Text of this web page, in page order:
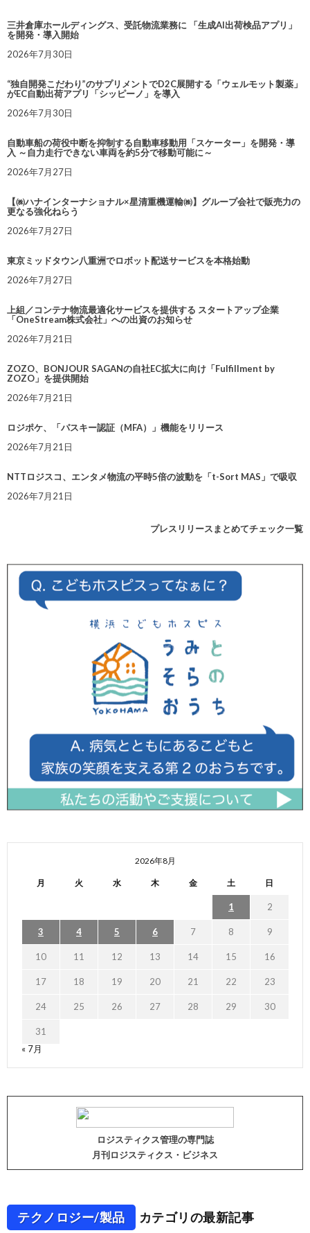
三井倉庫ホールディングス、受託物流業務に 「生成AI出荷検品アプリ」
を開発・導入開始
2026年7月30日
“独自開発こだわり”のサプリメントでD2C展開する「ウェルモット製薬」
がEC自動出荷アプリ「シッピーノ」を導入
2026年7月30日
自動車船の荷役中断を抑制する自動車移動用「スケーター」を開発・導
入 ～自力走行できない車両を約5分で移動可能に～
2026年7月27日
【㈱ハナインターナショナル×星清重機運輸㈱】グループ会社で販売力の
更なる強化ねらう
2026年7月27日
東京ミッドタウン八重洲でロボット配送サービスを本格始動
2026年7月27日
上組／コンテナ物流最適化サービスを提供する スタートアップ企業
「OneStream株式会社」への出資のお知らせ
2026年7月21日
ZOZO、BONJOUR SAGANの自社EC拡大に向け「Fulfillment by
ZOZO」を提供開始
2026年7月21日
ロジポケ、「パスキー認証（MFA）」機能をリリース
2026年7月21日
NTTロジスコ、エンタメ物流の平時5倍の波動を「t-Sort MAS」で吸収
2026年7月21日
プレスリリースまとめてチェック一覧
2026年8月
月 火 水 木 金 土 日
1 2
3 4 5 6 7 8 9
10 11 12 13 14 15 16
17 18 19 20 21 22 23
24 25 26 27 28 29 30
31
« 7月
ロジスティクス管理の専門誌
月刊ロジスティクス・ビジネス
テクノロジー/製品 カテゴリの最新記事